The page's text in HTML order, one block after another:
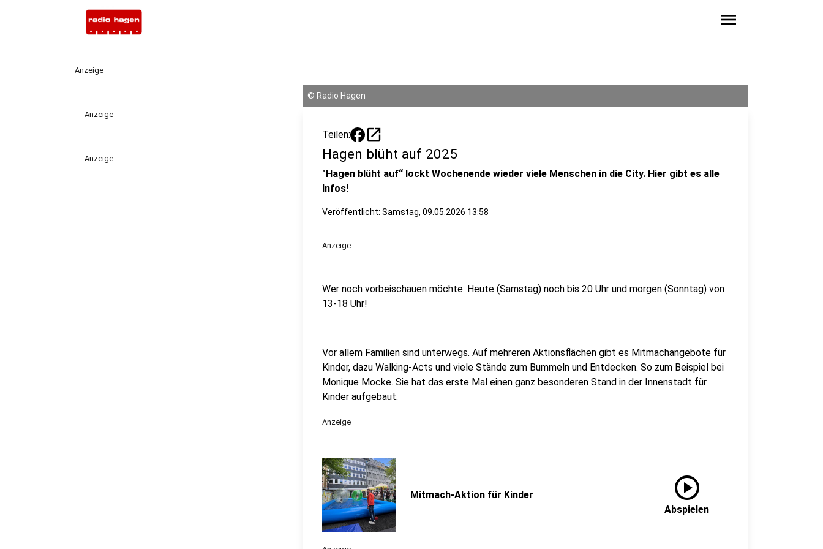
menu
Anzeige
Anzeige
Anzeige
© Radio Hagen
Teilen: open_in_new
Hagen blüht auf 2025
"Hagen blüht auf“ lockt Wochenende wieder viele Menschen in die City. Hier gibt es alle
Infos!
Veröffentlicht: Samstag, 09.05.2026 13:58
Anzeige
Wer noch vorbeischauen möchte: Heute (Samstag) noch bis 20 Uhr und morgen (Sonntag) von
13-18 Uhr!
Vor allem Familien sind unterwegs. Auf mehreren Aktionsflächen gibt es Mitmachangebote für
Kinder, dazu Walking-Acts und viele Stände zum Bummeln und Entdecken. So zum Beispiel bei
Monique Mocke. Sie hat das erste Mal einen ganz besonderen Stand in der Innenstadt für
Kinder aufgebaut.
Anzeige
Mitmach-Aktion für Kinder play_circle
Abspielen